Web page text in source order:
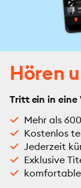
Hören
Tritt ein in eine
Mehr als
Kostenlos
Jederzeit
Exklusive